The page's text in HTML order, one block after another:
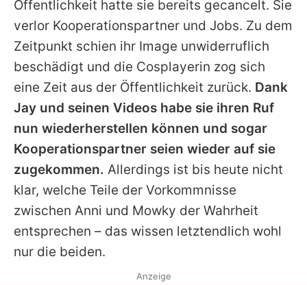
Öffentlichkeit hatte sie bereits gecancelt. Sie
verlor Kooperationspartner und Jobs. Zu dem
Zeitpunkt schien ihr Image unwiderruflich
beschädigt und die Cosplayerin zog sich
eine Zeit aus der Öffentlichkeit zurück. Dank
Jay und seinen Videos habe sie ihren Ruf
nun wiederherstellen können und sogar
Kooperationspartner seien wieder auf sie
zugekommen. Allerdings ist bis heute nicht
klar, welche Teile der Vorkommnisse
zwischen Anni und Mowky der Wahrheit
entsprechen – das wissen letztendlich wohl
nur die beiden.
Anzeige